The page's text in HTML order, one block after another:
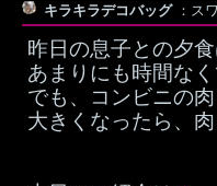
キラキラデコバッグ ：ス
昨日の息子との夕
あまりにも時間な
でも、コンビニの
大きくなったら、